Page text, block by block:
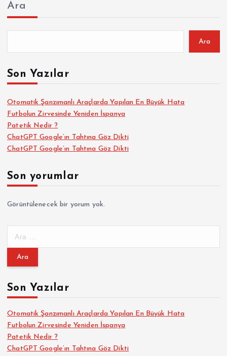
Ara
Ara
Son Yazılar
Otomatik Şanzımanlı Araçlarda Yapılan En Büyük Hata
Futbolun Zirvesinde Yeniden İspanya
Patetik Nedir ?
ChatGPT Google’ın Tahtına Göz Dikti
ChatGPT Google’ın Tahtına Göz Dikti
Son yorumlar
Görüntülenecek bir yorum yok.
m
:Son Yazılar
Otomatik Şanzımanlı Araçlarda Yapılan En Büyük Hata
Futbolun Zirvesinde Yeniden İspanya
Patetik Nedir ?
ChatGPT Google’ın Tahtına Göz Dikti